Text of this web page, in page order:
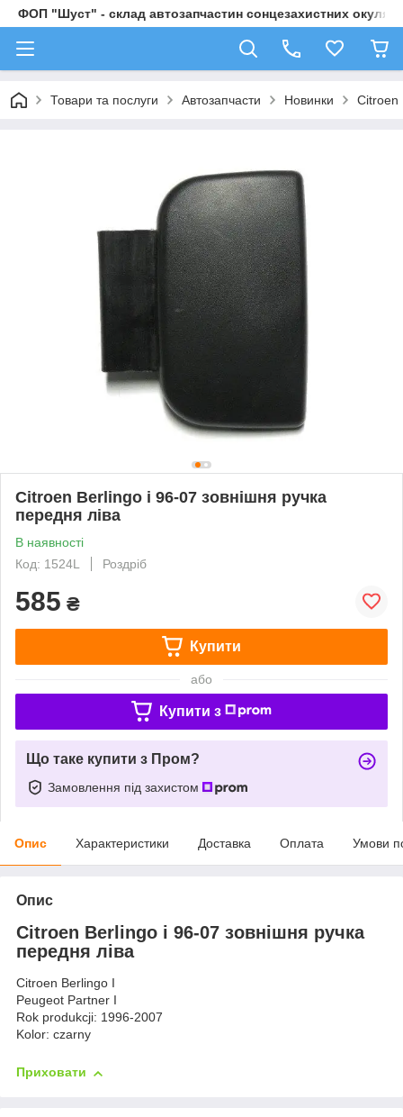
ФОП "Шуст" - склад автозапчастин сонцезахистних
Товари та послуги Автозапчасти Новинки Citroen
Citroen Berlingo і 96-07 зовнішня ручка
передня ліва
В наявності
Код: 1524L
Роздріб
585 ₴
Купити
або
Купити з
Що таке купити з Пром?
Замовлення під захистом
Опис Характеристики Доставка Оплата Умови
Опис
Citroen Berlingo і 96-07 зовнішня ручка
передня ліва
Citroen Berlingo I
Peugeot Partner I
Rok produkcji: 1996-2007
Kolor: czarny
Приховати